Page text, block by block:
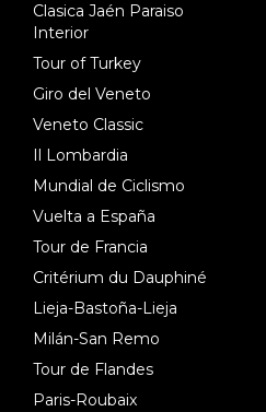
Clasica Jaén Paraiso
Interior
Tour of Turkey
Giro del Veneto
Veneto Classic
Il Lombardia
Mundial de Ciclismo
Vuelta a España
Tour de Francia
Critérium du Dauphiné
Lieja-Bastoña-Lieja
Milán-San Remo
Tour de Flandes
Paris-Roubaix